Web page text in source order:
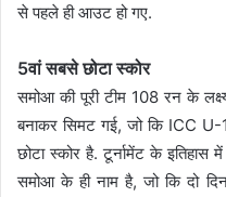
से पहले ही आउट हो गए.
5वां सबसे छोटा स्कोर
समोआ की पूरी टीम 108 रन के
बनाकर सिमट गई, जो कि ICC U-
छोटा स्कोर है. टूर्नामेंट के इतिहास
समोआ के ही नाम है, जो कि दो